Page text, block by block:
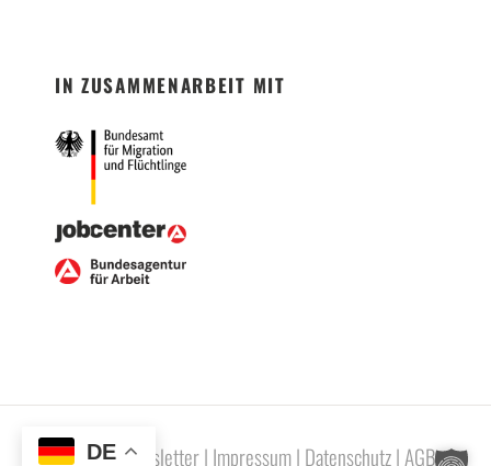
IN ZUSAMMENARBEIT MIT
Newsletter| Impressum| Datenschutz| AGB
DE